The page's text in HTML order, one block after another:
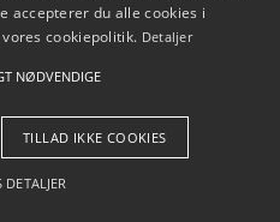
- Pilanto Aps
Betingelser
accepterer du alle cookies i
cookiepolitik. Detaljer
NØDVENDIGE
TILLAD IKKE COOKIES
DETALJER